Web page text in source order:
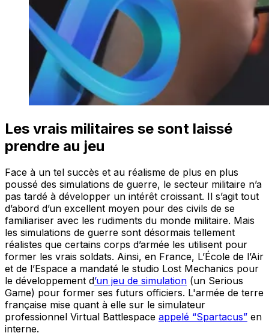
Les vrais militaires se sont laissé
prendre au jeu
Face à un tel succès et au réalisme de plus en plus
poussé des simulations de guerre, le secteur militaire n’a
pas tardé à développer un intérêt croissant. Il s’agit tout
d’abord d’un excellent moyen pour des civils de se
familiariser avec les rudiments du monde militaire. Mais
les simulations de guerre sont désormais tellement
réalistes que certains corps d’armée les utilisent pour
former les vrais soldats. Ainsi, en France, L’École de l’Air
et de l’Espace a mandaté le studio Lost Mechanics pour
le développement d’un jeu de simulation (un Serious
Game) pour former ses futurs officiers. L'armée de terre
française mise quant à elle sur le simulateur
professionnel Virtual Battlespace appelé “Spartacus” en
interne.